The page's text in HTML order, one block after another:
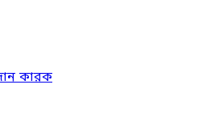
কারক